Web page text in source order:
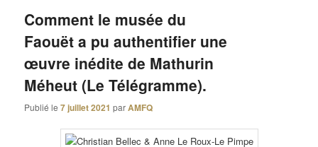
Comment le musée du
Faouët a pu authentifier une
œuvre inédite de Mathurin
Méheut (Le Télégramme).
Publié le7 juillet 2021 parAMFQ